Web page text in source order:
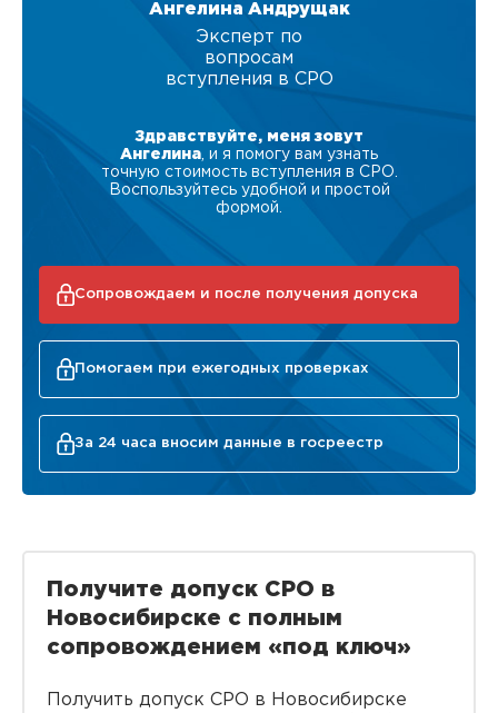
Ангелина Андрущак
Эксперт по
вопросам
вступления в СРО
Здравствуйте, меня зовут
Ангелина , и я помогу вам узнать
точную стоимость вступления в СРО.
Воспользуйтесь удобной и простой
формой.
Сопровождаем и после получения допуска
Помогаем при ежегодных проверках
За 24 часа вносим данные в госреестр
Получите допуск СРО в
Новосибирске с полным
сопровождением «под ключ»
Получить допуск СРО в Новосибирске